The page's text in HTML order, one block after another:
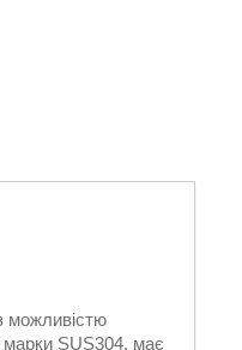
можливістю
марки SUS304, має